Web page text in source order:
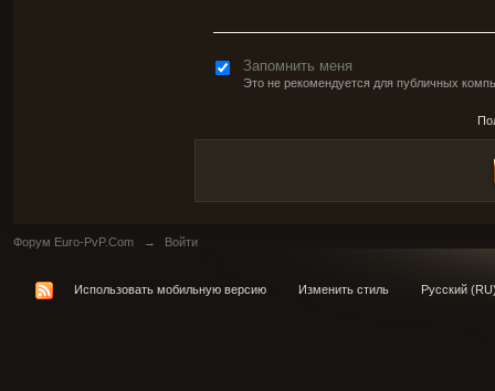
Запомнить меня
Это не рекомендуется для публичных
Форум Euro-PvP.Com → Войти
Использовать мобильную версию Изменить стиль Русский